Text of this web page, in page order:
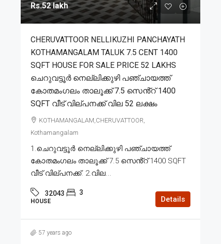
Rs.52 lakh
CHERUVATTOOR NELLIKUZHI PANCHAYATH
KOTHAMANGALAM TALUK 7.5 CENT 1400
SQFT HOUSE FOR SALE PRICE 52 LAKHS
ചെറുവട്ടൂർ നെല്ലിക്കുഴി പഞ്ചായത്ത്
കോതമംഗലം താലൂക്ക് 7.5 സെൻ്റ് 1400
SQFT വീട് വില്പനക്ക് വില 52 ലക്ഷം
KOTHAMANGALAM,CHERUVATTOOR,
Kothamangalam
1.ചെറുവട്ടൂർ നെല്ലിക്കുഴി പഞ്ചായത്ത്
കോതമംഗലം താലൂക്ക് 7.5 സെൻ്റ് 1400 SQFT
വീട് വില്പനക്ക്. 2.വില...
32043 3
HOUSE Details
57 years ago